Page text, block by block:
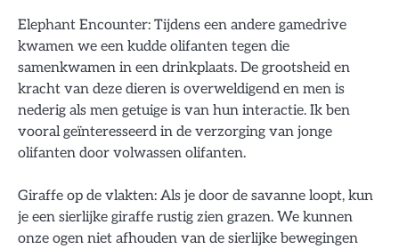
Elephant Encounter: Tijdens een andere gamedrive
kwamen we een kudde olifanten tegen die
samenkwamen in een drinkplaats. De grootsheid en
kracht van deze dieren is overweldigend en men is
nederig als men getuige is van hun interactie. Ik ben
vooral geïnteresseerd in de verzorging van jonge
olifanten door volwassen olifanten.
Giraffe op de vlakten: Als je door de savanne loopt, kun
je een sierlijke giraffe rustig zien grazen. We kunnen
onze ogen niet afhouden van de sierlijke bewegingen